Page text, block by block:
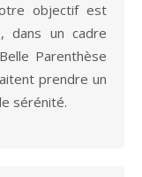
objectif est
dans un cadre
Parenthèse
prendre un
sérénité.